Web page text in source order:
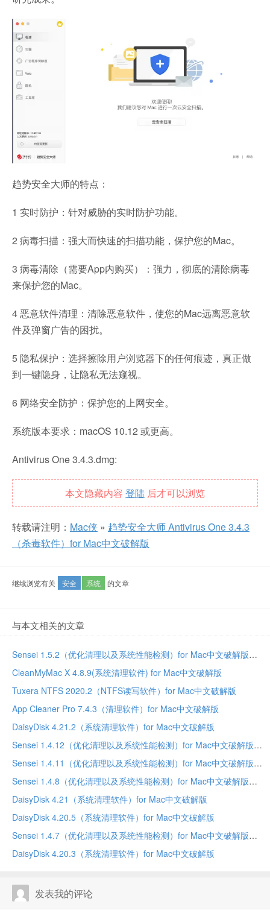
趋势安全大师的特点：
1 实时防护：针对威胁的实时防护功能。
2 病毒扫描：强大而快速的扫描功能，保护您的Mac。
3 病毒清除（需要App内购买）：强力，彻底的清除病毒
来保护您的Mac。
4 恶意软件清理：清除恶意软件，使您的Mac远离恶意软
件及弹窗广告的困扰。
5 隐私保护：选择擦除用户浏览器下的任何痕迹，真正做
到一键隐身，让隐私无法窥视。
6 网络安全防护：保护您的上网安全。
系统版本要求：macOS 10.12 或更高。
Antivirus One 3.4.3.dmg:
本文隐藏内容 登陆 后才可以浏览
转载请注明： Mac侠 » 趋势安全大师 Antivirus One 3.4.3
（杀毒软件）for Mac中文破解版
继续浏览有关 安全 系统 的文章
与本文相关的文章
Sensei 1.5.2（优化清理以及系统性能检测）for Mac中文破解版
CleanMyMac X 4.8.9(系统清理软件) for Mac中文破解版
Tuxera NTFS 2020.2（NTFS读写软件）for Mac中文破解版
App Cleaner Pro 7.4.3（清理软件）for Mac中文破解版
DaisyDisk 4.21.2（系统清理软件）for Mac中文破解版
Sensei 1.4.12（优化清理以及系统性能检测）for Mac中文破解版
Sensei 1.4.11（优化清理以及系统性能检测）for Mac中文破解版
Sensei 1.4.8（优化清理以及系统性能检测）for Mac中文破解版
DaisyDisk 4.21（系统清理软件）for Mac中文破解版
DaisyDisk 4.20.5（系统清理软件）for Mac中文破解版
Sensei 1.4.7（优化清理以及系统性能检测）for Mac中文破解版
DaisyDisk 4.20.3（系统清理软件）for Mac中文破解版
发表我的评论